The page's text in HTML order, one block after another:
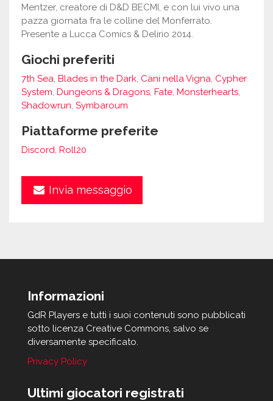
Mentzer, creatore di D&D BECMI, e con lui vivo una
pazza giornata fra le colline del Monferrato.
Presente a Lucca Comics & Delirio 2014.
Giochi preferiti
7th Sea, Blades in the Dark, Cani nella Vigna, Cypher
System, Dungeons & Dragons, Fate, Monsterhearts,
Shadowrun, Symbaroum
Piattaforme preferite
Discord, Roll20
Invia messaggio
Informazioni
GdR Players e tutti i suoi contenuti sono pubblicati
sotto licenza Creative Commons, salvo se
diversamente specificato.
Privacy Policy
Ultimi giocatori registrati